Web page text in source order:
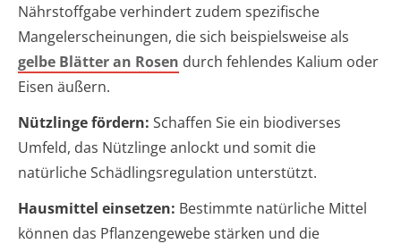
Nährstoffgabe verhindert zudem spezifische
Mangelerscheinungen, die sich beispielsweise als
gelbe Blätter an Rosen durch fehlendes Kalium oder
Eisen äußern.
Nützlinge fördern: Schaffen Sie ein biodiverses
Umfeld, das Nützlinge anlockt und somit die
natürliche Schädlingsregulation unterstützt.
Hausmittel einsetzen: Bestimmte natürliche Mittel
können das Pflanzengewebe stärken und die